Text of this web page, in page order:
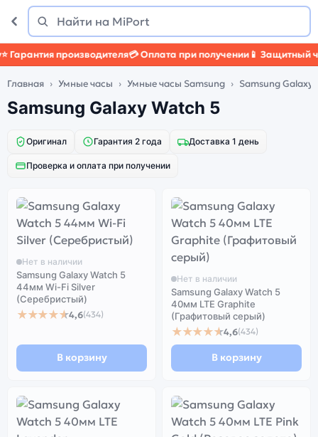
Поиск
Найти
производителя💳 Оплата при получении📱 Защитный
Главная Умные часы Умные часы Samsung Samsung Galaxy
Samsung Galaxy Watch 5
Оригинал Гарантия 2 года Доставка 1 день
Проверка и оплата при получении
Нет в наличии
Samsung Galaxy Watch 5
44мм Wi-Fi Silver
(Серебристый)
★★★★★4,6(434)
В корзину
Нет в наличии
Samsung Galaxy Watch 5
40мм LTE Graphite
(Графитовый серый)
★★★★★4,6(434)
В корзину